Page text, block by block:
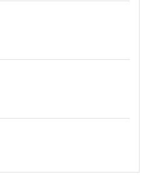
を抑えたいのか
れるが、その「ある程度」がやや
」を使って治療し切って中止